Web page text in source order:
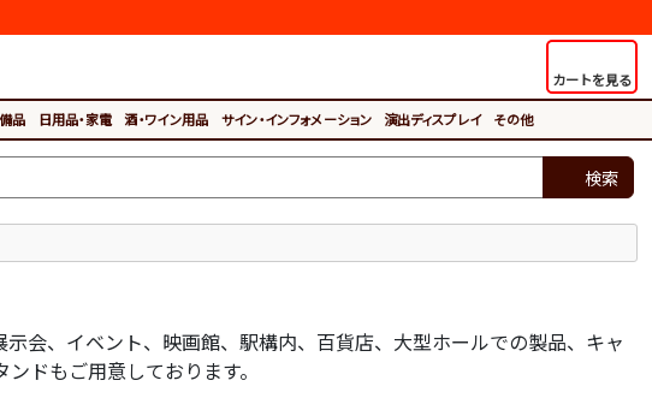
カートを見る
品 日用品・家電 酒・ワイン用品 サイン・インフォメーション 演出ディスプレイ その他
検索
会、イベント、映画館、駅構内、百貨店、大型ホールでの製品、キャ
ドもご用意しております。